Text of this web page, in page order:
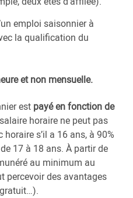
emploi saisonnier à
la qualification du
et non mensuelle.
est payé en fonction de
horaire ne peut pas
s’il a 16 ans, à 90%
17 à 18 ans. À partir de
au minimum au
percevoir des avantages